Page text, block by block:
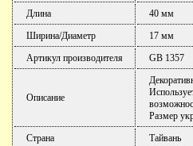
Длина
40 мм
Ширина/Диаметр
17 мм
Артикул производителя
GB 1357
Описание
Размер
Страна
Тайвань